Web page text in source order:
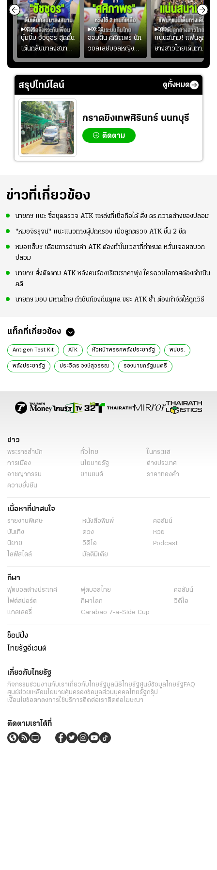
01:08
บุ๋มบิ๋ม ชัชชุอร สุดตื่น
เต้นกลับมาลงสนาม
ให้ทีมชาติ แอบกังวล
จังหวะไม่เข้ากับเพื่อน
00:55
ออมสิน ศศิภาพร นัก
วอลเลย์บอลหญิงทีม
ชาติไทย หวังใช้ 2
เกมที่เหลือ ปรับจู
00:36
แน่นสนาม! แฟนลูก
ยางสาวไทยเดินทาง
เข้ามาเชียร์สาวไทย
อย่างคึกคัก เพื่อให้
กำลังใจ ก่อนที่สาว
สรุปไทม์ไลน์ ดูทั้งหมด
กราดยิงเทพศิรินทร์ นนทบุรี
ติดตาม
ข่าวที่เกี่ยวข้อง
นายกฯ แนะ ซื้อชุดตรวจ ATK แหล่งที่เชื่อถือได้ สั่ง ตร.กวาดล้างของปลอม
"หมอจิรรุจน์" แนะแนวทางผู้ปกครอง เมื่อลูกตรวจ ATK ขึ้น 2 ขีด
หมอแล็บฯ เตือนการอ่านค่า ATK ต้องทำในเวลาที่กำหนด หวั่นเจอผลบวก
ปลอม
นายกฯ สั่งติดตาม ATK หลังคนร้องเรียนราคาพุ่ง ใครฉวยโอกาสต้องดำเนิน
คดี
นายกฯ มอบ มหาดไทย กำชับท้องถิ่นดูแล ขยะ ATK ย้ำ ต้องกำจัดให้ถูกวิธี
แท็กที่เกี่ยวข้อง
Antigen Test Kit ATK หัวหน้าพรรคพลังประชารัฐ พปชร.
พลังประชารัฐ ประวิตร วงษ์สุวรรณ รองนายกรัฐมนตรี
โอไมครอน โควิดวันนี้ ข่าวการเมือง ข่าวการเมืองออนไลน์
ข่าว
พระราชสำนัก ทั่วไทย
ในกระแส
การเมือง
นโยบายรัฐ
ต่างประเทศ
อาชญากรรม
ยานยนต์
ราคาทองคำ
ความยั่งยืน
เนื้อหาที่น่าสนใจ
รายงานพิเศษ หนังสือพิมพ์
คอลัมน์
บันเทิง
ดวง
หวย
นิยาย
วิดีโอ
Podcast
ไลฟ์สไตล์
มัลติมีเดีย
กีฬา
ฟุตบอลต่่างประเทศ ฟุตบอลไทย
คอลัมน์
ไฟต์สปอร์ต
กีฬาโลก
วิดีโอ
แกลเลอรี่
Carabao 7-a-Side Cup
ช็อปปิ้ง
ไทยรัฐอีเวนต์
เกี่ยวกับไทยรัฐ
กิจกรรมร่วมงานกับเราเกี่ยวกับไทยรัฐมูลนิธิไทยรัฐศูนย์ข้อมูลไทยรัฐFAQ
ศูนย์ช่วยเหลือนโยบายคุ้มครองข้อมูลส่วนบุคคลไทยรัฐกรุ๊ป
เงื่อนไขข้อตกลงการใช้บริการติดต่อเราติดต่อโฆษณา
ติดตามเราได้ที่